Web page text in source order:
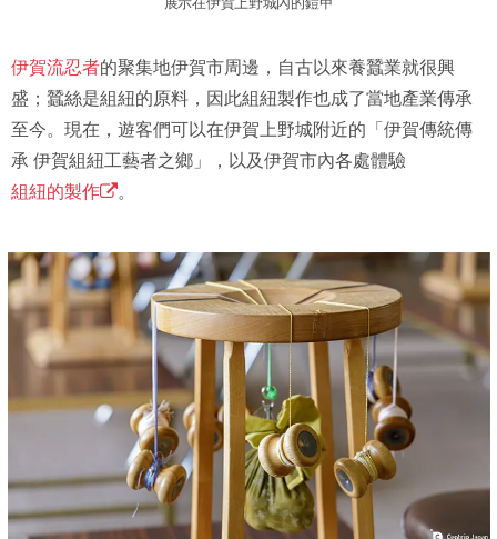
伊賀流忍者的聚集地伊賀市周邊，自古以來養蠶業就很興
盛；蠶絲是組紐的原料，因此組紐製作也成了當地產業傳承
至今。現在，遊客們可以在伊賀上野城附近的「伊賀傳統傳
承 伊賀組紐工藝者之鄉」，以及伊賀市內各處體驗
組紐的製作
。